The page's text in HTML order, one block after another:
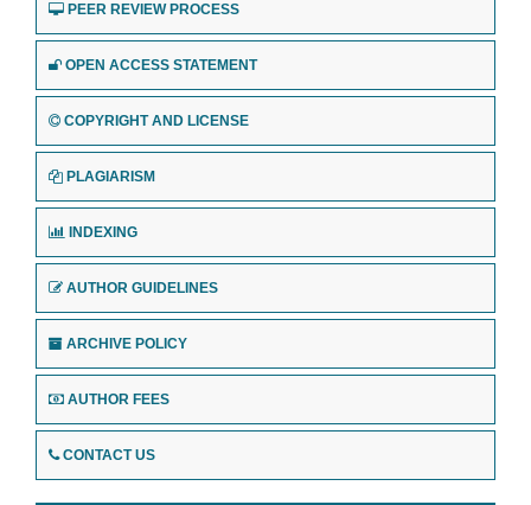
PEER REVIEW PROCESS
OPEN ACCESS STATEMENT
COPYRIGHT AND LICENSE
PLAGIARISM
INDEXING
AUTHOR GUIDELINES
ARCHIVE POLICY
AUTHOR FEES
CONTACT US